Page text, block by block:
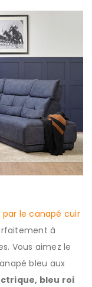
le canapé cuir
à
Vous aimez le
bleu aux
bleu roi